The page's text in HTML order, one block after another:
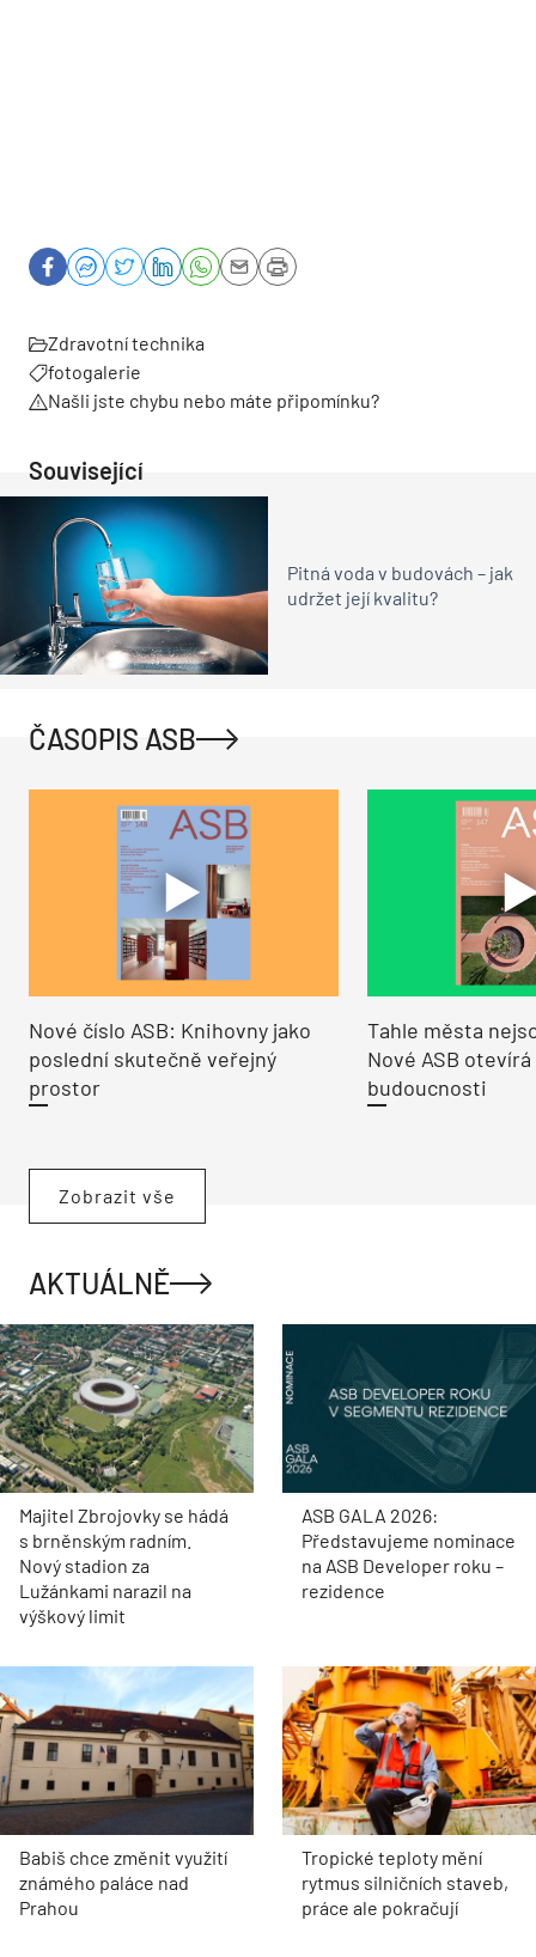
Zdravotní technika
fotogalerie
Našli jste chybu nebo máte připomínku?
Související
Pitná voda v budovách – jak
udržet její kvalitu?
ČASOPIS ASB
Nové číslo ASB: Knihovny jako
poslední skutečně veřejný
prostor
Tahle města
Nové ASB
budoucnosti
Zobrazit vše
AKTUÁLNĚ
Majitel Zbrojovky se hádá
s brněnským radním.
Nový stadion za
Lužánkami narazil na
výškový limit
ASB GALA 2026:
Představujeme nominace
na ASB Developer roku –
rezidence
Babiš chce změnit využití
známého paláce nad
Prahou
Tropické teploty mění
rytmus silničních staveb,
práce ale pokračují